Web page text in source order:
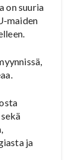
on suuria
maiden
ja